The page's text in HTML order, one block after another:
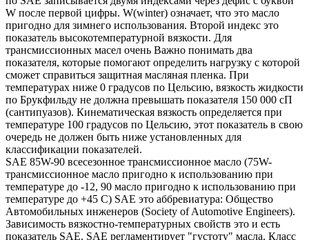
W после первой цифры. W(winter) означает, что это масло
пригодно для зимнего использования. Второй индекс это
показатель высокотемпературной вязкости. Для
трансмиссионных масел очень Важно понимать два
показателя, которые помогают определить нагрузку с которой
сможет справиться защитная масляная пленка. При
температурах ниже 0 градусов по Цельсию, вязкость жидкости
по Брукфильду не должна превышать показателя 150 000 сП
(сантипуазов). Кинематическая вязкость определяется при
температуре 100 градусов по Цельсию, этот показатель в свою
очередь не должен быть ниже установленных для
классификации показателей.
SAE 85W-90 всесезонное трансмиссионное масло (75W-
трансмиссионное масло пригодно к использованию при
температуре до -12, 90 масло пригодно к использованию при
температуре до +45 С) SAE это аббревиатура: Общество
Автомобильных инженеров (Society of Automotive Engineers).
Зависимость вязкостно-температурных свойств это и есть
показатель SAE. SAE регламентирует "густоту" масла. Класс